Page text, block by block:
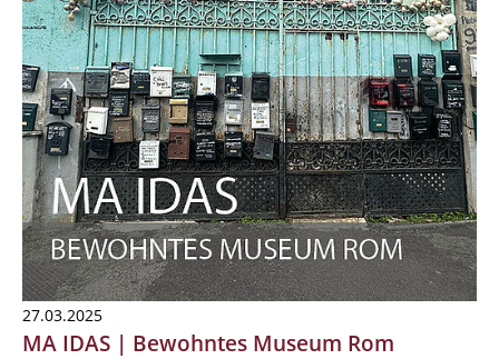
27.03.2025
MA IDAS | Bewohntes Museum Rom